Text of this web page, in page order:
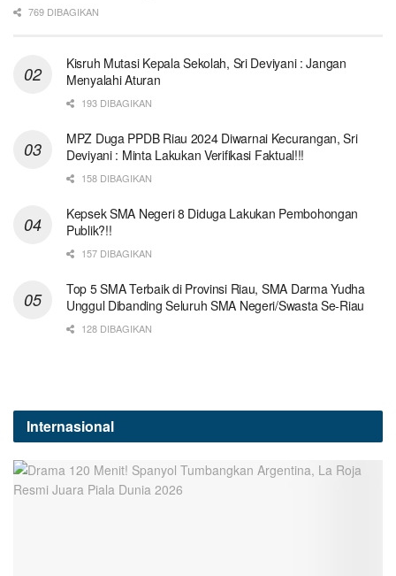
769 DIBAGIKAN
Kisruh Mutasi Kepala Sekolah, Sri Deviyani : Jangan
Menyalahi Aturan
193 DIBAGIKAN
MPZ Duga PPDB Riau 2024 Diwarnai Kecurangan, Sri
Deviyani : Minta Lakukan Verifikasi Faktual!!!
158 DIBAGIKAN
Kepsek SMA Negeri 8 Diduga Lakukan Pembohongan
Publik?!!
157 DIBAGIKAN
Top 5 SMA Terbaik di Provinsi Riau, SMA Darma Yudha
Unggul Dibanding Seluruh SMA Negeri/Swasta Se-Riau
128 DIBAGIKAN
Internasional